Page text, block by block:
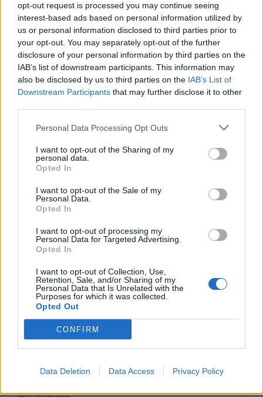
opt-out request is processed you may continue seeing
interest-based ads based on personal information utilized by
us or personal information disclosed to third parties prior to
your opt-out. You may separately opt-out of the further
disclosure of your personal information by third parties on the
IAB’s list of downstream participants. This information may
also be disclosed by us to third parties on the IAB’s List of
Downstream Participants that may further disclose it to other
Personal Data Processing Opt Outs
I want to opt-out of the Sharing of my
personal data.
Opted In
I want to opt-out of the Sale of my
Personal Data.
Opted In
I want to opt-out of processing my
Personal Data for Targeted Advertising.
Opted In
I want to opt-out of Collection, Use,
Retention, Sale, and/or Sharing of my
Personal Data that Is Unrelated with the
Purposes for which it was collected.
Opted Out
CONFIRM
Data Deletion Data Access Privacy Policy
Minka 11. rész
T. szereti a fiatal lányokat 14. rész
nőknek, amikor segítséget kérnek?
gyűjteménye
Elyna Robbs: Adéle és az örökölt árnyak
13. rész
Woody Allen megosztó zsenialitása